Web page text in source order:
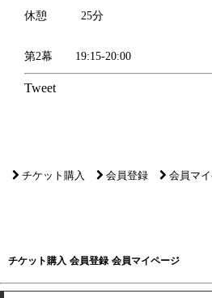
休憩 25分
第2幕 19:15‐20:00
Tweet
チケット購入 会員登録 会員マ
チケット購入 会員登録 会員マイページ